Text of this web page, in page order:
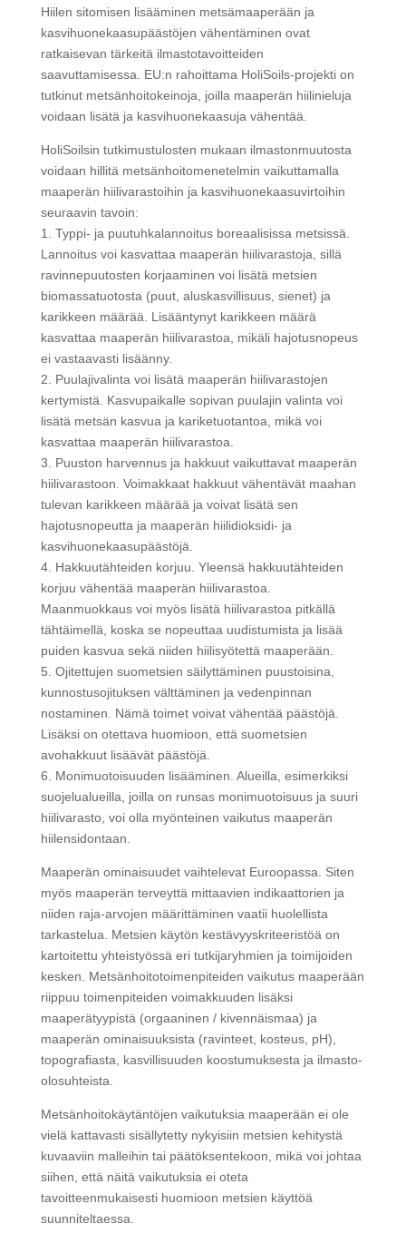
Hiilen sitomisen lisääminen metsämaaperään ja
kasvihuonekaasupäästöjen vähentäminen ovat
ratkaisevan tärkeitä ilmastotavoitteiden
saavuttamisessa. EU:n rahoittama HoliSoils-projekti on
tutkinut metsänhoitokeinoja, joilla maaperän hiilinieluja
voidaan lisätä ja kasvihuonekaasuja vähentää.
HoliSoilsin tutkimustulosten mukaan ilmastonmuutosta
voidaan hillitä metsänhoitomenetelmin vaikuttamalla
maaperän hiilivarastoihin ja kasvihuonekaasuvirtoihin
seuraavin tavoin:
1. Typpi- ja puutuhkalannoitus boreaalisissa metsissä.
Lannoitus voi kasvattaa maaperän hiilivarastoja, sillä
ravinnepuutosten korjaaminen voi lisätä metsien
biomassatuotosta (puut, aluskasvillisuus, sienet) ja
karikkeen määrää. Lisääntynyt karikkeen määrä
kasvattaa maaperän hiilivarastoa, mikäli hajotusnopeus
ei vastaavasti lisäänny.
2. Puulajivalinta voi lisätä maaperän hiilivarastojen
kertymistä. Kasvupaikalle sopivan puulajin valinta voi
lisätä metsän kasvua ja kariketuotantoa, mikä voi
kasvattaa maaperän hiilivarastoa.
3. Puuston harvennus ja hakkuut vaikuttavat maaperän
hiilivarastoon. Voimakkaat hakkuut vähentävät maahan
tulevan karikkeen määrää ja voivat lisätä sen
hajotusnopeutta ja maaperän hiilidioksidi- ja
kasvihuonekaasupäästöjä.
4. Hakkuutähteiden korjuu. Yleensä hakkuutähteiden
korjuu vähentää maaperän hiilivarastoa.
Maanmuokkaus voi myös lisätä hiilivarastoa pitkällä
tähtäimellä, koska se nopeuttaa uudistumista ja lisää
puiden kasvua sekä niiden hiilisyötettä maaperään.
5. Ojitettujen suometsien säilyttäminen puustoisina,
kunnostusojituksen välttäminen ja vedenpinnan
nostaminen. Nämä toimet voivat vähentää päästöjä.
Lisäksi on otettava huomioon, että suometsien
avohakkuut lisäävät päästöjä.
6. Monimuotoisuuden lisääminen. Alueilla, esimerkiksi
suojelualueilla, joilla on runsas monimuotoisuus ja suuri
hiilivarasto, voi olla myönteinen vaikutus maaperän
hiilensidontaan.
Maaperän ominaisuudet vaihtelevat Euroopassa. Siten
myös maaperän terveyttä mittaavien indikaattorien ja
niiden raja-arvojen määrittäminen vaatii huolellista
tarkastelua. Metsien käytön kestävyyskriteeristöä on
kartoitettu yhteistyössä eri tutkijaryhmien ja toimijoiden
kesken. Metsänhoitotoimenpiteiden vaikutus maaperään
riippuu toimenpiteiden voimakkuuden lisäksi
maaperätyypistä (orgaaninen / kivennäismaa) ja
maaperän ominaisuuksista (ravinteet, kosteus, pH),
topografiasta, kasvillisuuden koostumuksesta ja ilmasto-
olosuhteista.
Metsänhoitokäytäntöjen vaikutuksia maaperään ei ole
vielä kattavasti sisällytetty nykyisiin metsien kehitystä
kuvaaviin malleihin tai päätöksentekoon, mikä voi johtaa
siihen, että näitä vaikutuksia ei oteta
tavoitteenmukaisesti huomioon metsien käyttöä
suunniteltaessa.